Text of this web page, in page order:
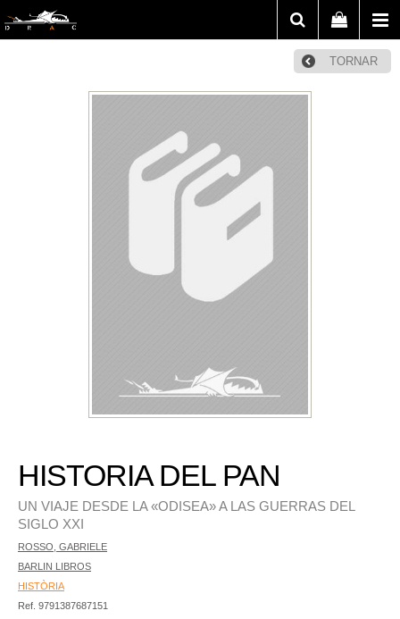
TORNAR
HISTORIA DEL PAN
UN VIAJE DESDE LA «ODISEA» A LAS GUERRAS DEL
SIGLO XXI
ROSSO, GABRIELE
BARLIN LIBROS
HISTÒRIA
Ref. 9791387687151